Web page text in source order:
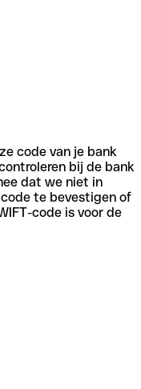
code van je bank
bij de bank
dat we niet in
te bevestigen of
code is voor de